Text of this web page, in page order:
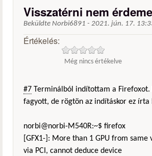
Visszatérni nem
Beküldte Norbi6891 - 2021. jún. 17.
Értékelés:
Még nincs értékelve
#7 Terminálból indítottam a Firefoxot.
fagyott, de rögtön az indításkor ez írta
norbi@norbi-M540R:~$ firefox
[GFX1-]: More than 1 GPU from same
via PCI, cannot deduce device